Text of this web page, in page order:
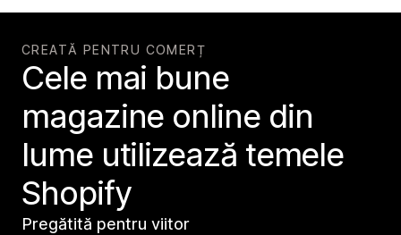
CREATĂ PENTRU COMERȚ
Cele mai bune
magazine online din
lume utilizează temele
Shopify
Pregătită pentru viitor